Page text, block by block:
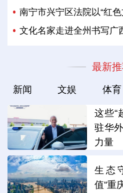
南宁市兴宁区法院以“红
文化名家走进全州书写广
最新
新闻 文娱 体育
这些“
驻华
力量
生态
值“重